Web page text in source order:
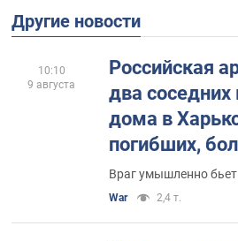
Другие новости
Российская
два
дома в
погибших,
Враг умышленно
War 2,4 т.
10:10
9 августа